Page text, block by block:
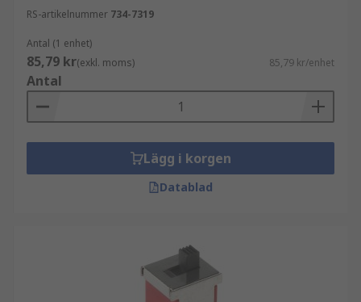
RS-artikelnummer 734-7319
Antal (1 enhet)
85,79 kr(exkl. moms) 85,79 kr/enhet
Antal
Lägg i korgen
Datablad